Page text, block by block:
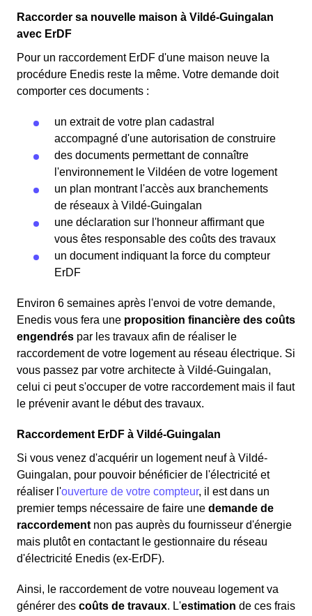
Raccorder sa nouvelle maison à Vildé-Guingalan
avec ErDF
Pour un raccordement ErDF d'une maison neuve la
procédure Enedis reste la même. Votre demande doit
comporter ces documents :
un extrait de votre plan cadastral
accompagné d'une autorisation de construire
des documents permettant de connaître
l'environnement le Vildéen de votre logement
un plan montrant l'accès aux branchements
de réseaux à Vildé-Guingalan
une déclaration sur l'honneur affirmant que
vous êtes responsable des coûts des travaux
un document indiquant la force du compteur
ErDF
Environ 6 semaines après l'envoi de votre demande,
Enedis vous fera une proposition financière des coûts
engendrés par les travaux afin de réaliser le
raccordement de votre logement au réseau électrique. Si
vous passez par votre architecte à Vildé-Guingalan,
celui ci peut s'occuper de votre raccordement mais il faut
le prévenir avant le début des travaux.
Raccordement ErDF à Vildé-Guingalan
Si vous venez d'acquérir un logement neuf à Vildé-
Guingalan, pour pouvoir bénéficier de l'électricité et
réaliser l'ouverture de votre compteur, il est dans un
premier temps nécessaire de faire une demande de
raccordement non pas auprès du fournisseur d'énergie
mais plutôt en contactant le gestionnaire du réseau
d'électricité Enedis (ex-ErDF).
Ainsi, le raccordement de votre nouveau logement va
générer des coûts de travaux. L'estimation de ces frais